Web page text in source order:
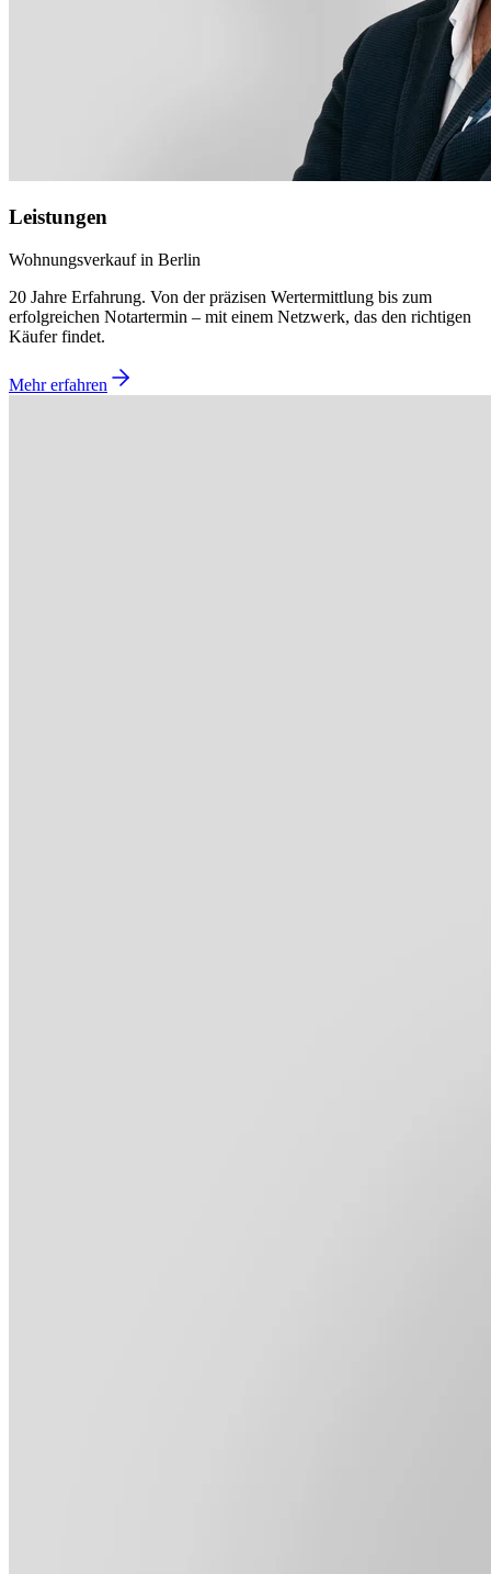
Leistungen
Wohnungsverkauf in Berlin
20 Jahre Erfahrung. Von der präzisen Wertermittlung bis zum
erfolgreichen Notartermin – mit einem Netzwerk, das den richtigen
Käufer findet.
Mehr erfahren